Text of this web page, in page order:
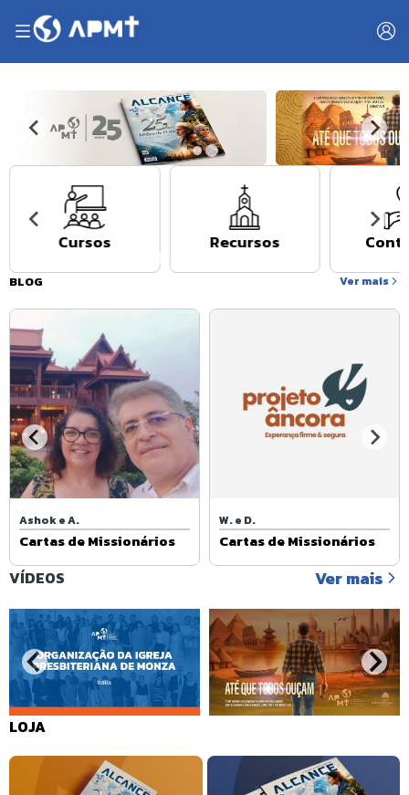
Cursos Recursos
BLOG Ver mais
Ashok e A.
Cartas de Missionários
W. e D.
Cartas de Missionários
VÍDEOS Ver mais
LOJA